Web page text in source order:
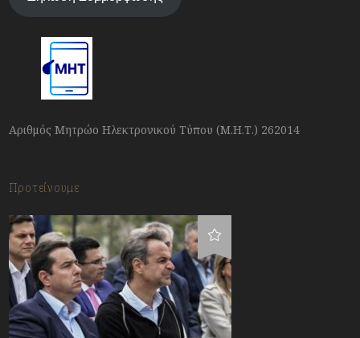
Αριθμός Μητρώο Ηλεκτρονικού Τύπου (Μ.Η.Τ.) 262014
Προτείνουμε